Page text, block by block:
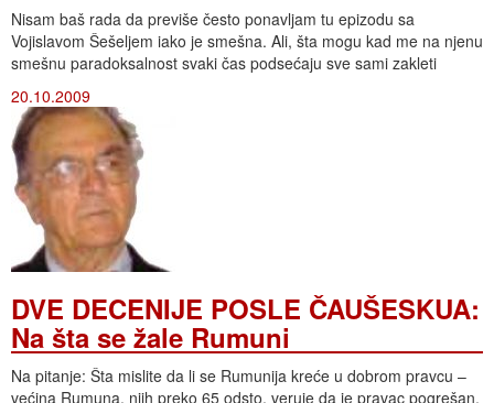
Nisam baš rada da previše često ponavljam tu epizodu sa
Vojislavom Šešeljem iako je smešna. Ali, šta mogu kad me na njenu
smešnu paradoksalnost svaki čas podsećaju sve sami zakleti
20.10.2009
DVE DECENIJE POSLE ČAUŠESKUA:
Na šta se žale Rumuni
Na pitanje: Šta mislite da li se Rumunija kreće u dobrom pravcu –
većina Rumuna, njih preko 65 odsto, veruje da je pravac pogrešan,